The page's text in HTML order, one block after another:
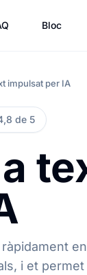
Bloc
impulsat per IA
de 5
i et